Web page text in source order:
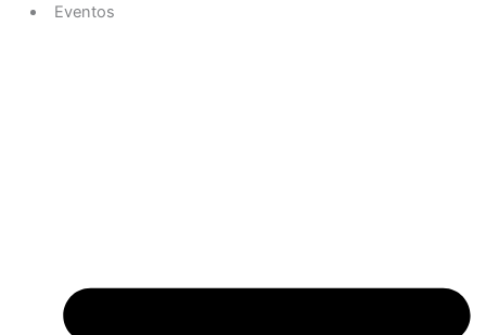
Eventos